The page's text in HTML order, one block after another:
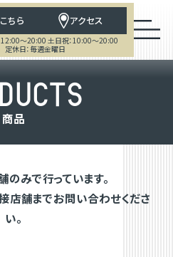
ちら アクセス
12:00～20:00 土日祝：10:00～20:00
定休日：毎週金曜日
DUCTS
商品
みで行っています。
店舗までお問い合わせくださ
い。